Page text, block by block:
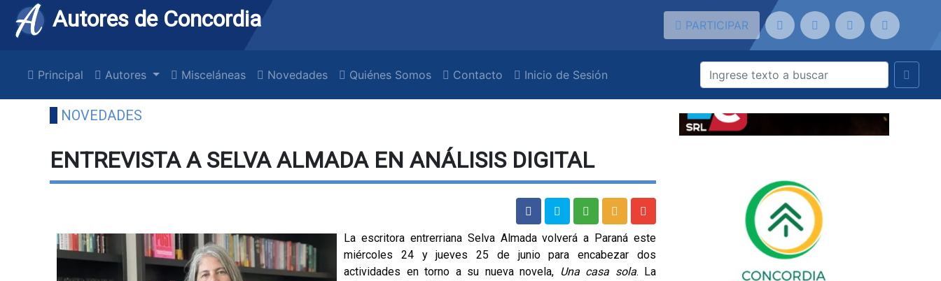
Autores de Concordia PARTICIPAR
Principal Autores Misceláneas Novedades Quiénes Somos Contacto Inicio de Sesión
NOVEDADES
ENTREVISTA A SELVA ALMADA EN ANÁLISIS DIGITAL
La escritora entrerriana Selva Almada volverá a Paraná este
miércoles 24 y jueves 25 de junio para encabezar dos
actividades en torno a su nueva novela, Una casa sola. La